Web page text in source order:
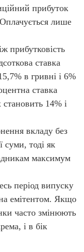
прибуток
лише
прибутковість
ставка
в гривні і 6%
ставка
14% і
вкладу без
суми, тоді як
максимум
період випуску
емітентом. Якщо
часто змінюють
і в бік